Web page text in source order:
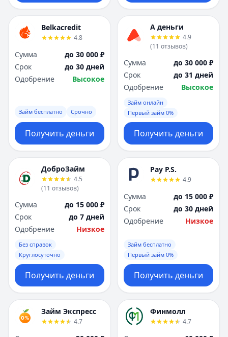
Belkacredit
4.8
Сумма
до 30 000 ₽
Срок
до 30 дней
Одобрение
Высокое
Займ бесплатно Срочно
Получить деньги
А деньги
4.9
(11 отзывов)
Сумма
до 30 000 ₽
Срок
до 31 дней
Одобрение
Высокое
Займ онлайн
Первый займ 0%
Получить деньги
ДоброЗайм
4.5
(11 отзывов)
Сумма
до 15 000 ₽
Срок
до 7 дней
Одобрение
Низкое
Без справок
Круглосуточно
Получить деньги
Pay P.S.
4.9
Сумма
до 15 000 ₽
Срок
до 30 дней
Одобрение
Низкое
Займ бесплатно
Первый займ 0%
Получить деньги
Займ Экспресс
4.7
Финмолл
4.7